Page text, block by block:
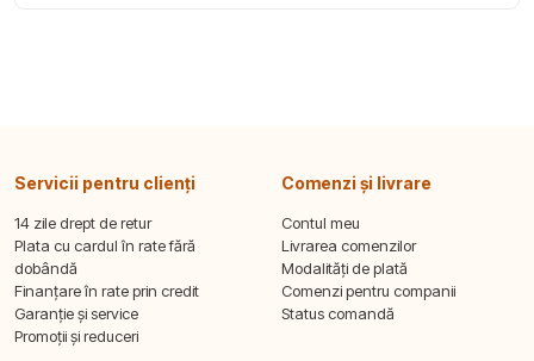
Servicii pentru clienți
14 zile drept de retur
Plata cu cardul în rate fără
dobândă
Finanțare în rate prin credit
Garanție și service
Promoții și reduceri
Comenzi și livrare
Contul meu
Livrarea comenzilor
Modalități de plată
Comenzi pentru companii
Status comandă